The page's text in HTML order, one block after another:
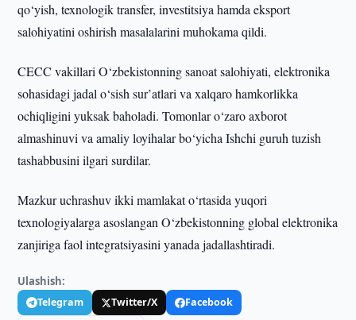
qo‘yish, texnologik transfer, investitsiya hamda eksport
salohiyatini oshirish masalalarini muhokama qildi.
CECC vakillari O‘zbekistonning sanoat salohiyati, elektronika
sohasidagi jadal o‘sish sur’atlari va xalqaro hamkorlikka
ochiqligini yuksak baholadi. Tomonlar o‘zaro axborot
almashinuvi va amaliy loyihalar bo‘yicha Ishchi guruh tuzish
tashabbusini ilgari surdilar.
Mazkur uchrashuv ikki mamlakat o‘rtasida yuqori
texnologiyalarga asoslangan O‘zbekistonning global elektronika
zanjiriga faol integratsiyasini yanada jadallashtiradi.
Ulashish:
Telegram Twitter/X
Facebook